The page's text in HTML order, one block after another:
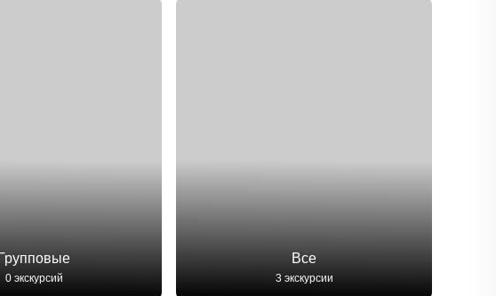
Групповые
0 экскурсий
Все
3 экскурсии